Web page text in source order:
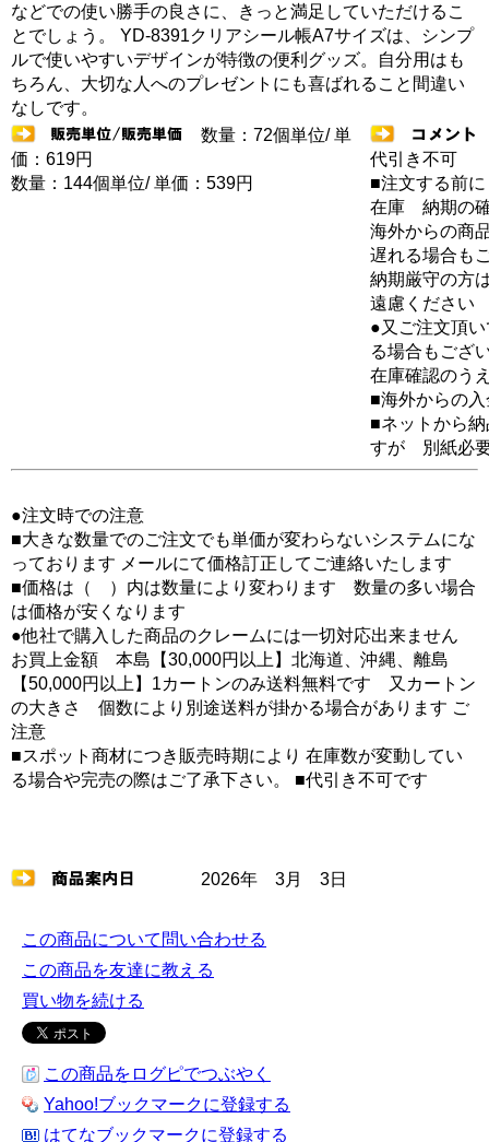
などでの使い勝手の良さに、きっと満足していただけるこ
とでしょう。 YD-8391クリアシール帳A7サイズは、シンプ
ルで使いやすいデザインが特徴の便利グッズ。自分用はも
ちろん、大切な人へのプレゼントにも喜ばれること間違い
なしです。
数量：72個単位/ 単
価：619円
数量：144個単位/ 単価：539円
代引き不可
■注文する前に
在庫 納期の
海外からの商
遅れる場合も
納期厳守の方
遠慮ください
●又ご注文頂
る場合もござ
在庫確認のう
■海外からの
■ネットから
すが 別紙必
●注文時での注意
■大きな数量でのご注文でも単価が変わらないシステムにな
っております メールにて価格訂正してご連絡いたします
■価格は（ ）内は数量により変わります 数量の多い場合
は価格が安くなります
●他社で購入した商品のクレームには一切対応出来ません
お買上金額 本島【30,000円以上】北海道、沖縄、離島
【50,000円以上】1カートンのみ送料無料です 又カートン
の大きさ 個数により別途送料が掛かる場合があります ご
注意
■スポット商材につき販売時期により 在庫数が変動してい
る場合や完売の際はご了承下さい。 ■代引き不可です
2026年 3月 3日
この商品について問い合わせる
この商品を友達に教える
買い物を続ける
この商品をログピでつぶやく
Yahoo!ブックマークに登録する
はてなブックマークに登録する